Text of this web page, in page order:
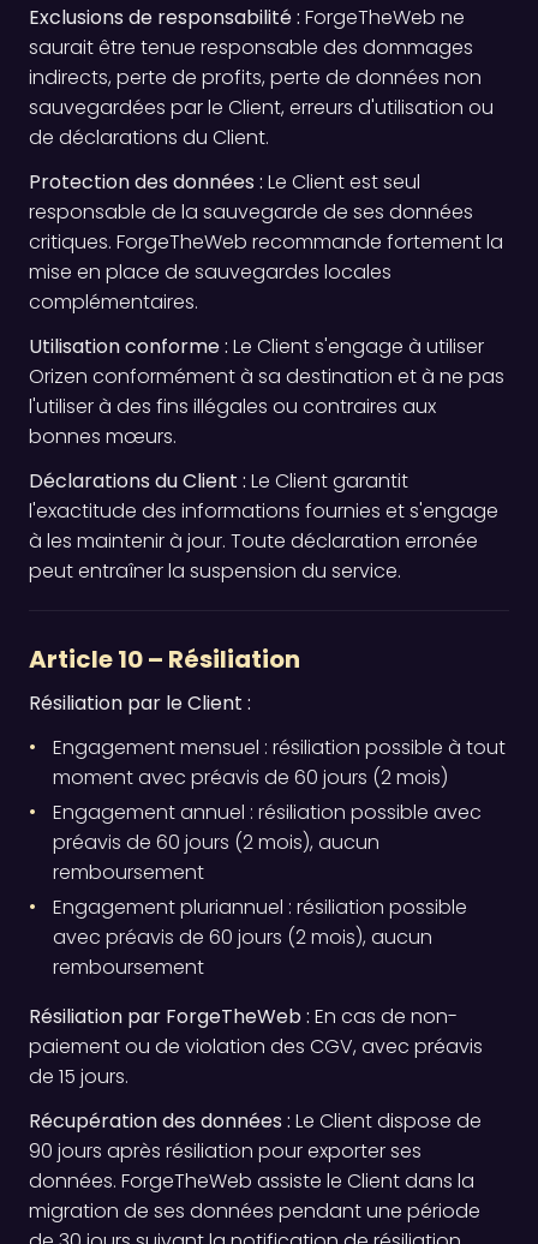
Exclusions de responsabilité : ForgeTheWeb ne
saurait être tenue responsable des dommages
indirects, perte de profits, perte de données non
sauvegardées par le Client, erreurs d'utilisation ou
de déclarations du Client.
Protection des données : Le Client est seul
responsable de la sauvegarde de ses données
critiques. ForgeTheWeb recommande fortement la
mise en place de sauvegardes locales
complémentaires.
Utilisation conforme : Le Client s'engage à utiliser
Orizen conformément à sa destination et à ne pas
l'utiliser à des fins illégales ou contraires aux
bonnes mœurs.
Déclarations du Client : Le Client garantit
l'exactitude des informations fournies et s'engage
à les maintenir à jour. Toute déclaration erronée
peut entraîner la suspension du service.
Article 10 – Résiliation
Résiliation par le Client :
Engagement mensuel : résiliation possible à tout
moment avec préavis de 60 jours (2 mois)
Engagement annuel : résiliation possible avec
préavis de 60 jours (2 mois), aucun
remboursement
Engagement pluriannuel : résiliation possible
avec préavis de 60 jours (2 mois), aucun
remboursement
Résiliation par ForgeTheWeb : En cas de non-
paiement ou de violation des CGV, avec préavis
de 15 jours.
Récupération des données : Le Client dispose de
90 jours après résiliation pour exporter ses
données. ForgeTheWeb assiste le Client dans la
migration de ses données pendant une période